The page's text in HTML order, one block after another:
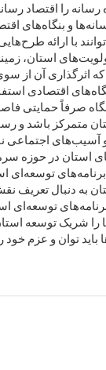
را اقتصاد
و بنگاه‌های
با ارائه
استان،
اثرگذاری آن از
اقتصادی
نگاه صرفاً حمایتی
متمرکز باشد و
اجتماعی
استان در
توسعه‌ای
به دنبال تعریف
توسعه‌ای
را شریک توسعه
توان و عزم